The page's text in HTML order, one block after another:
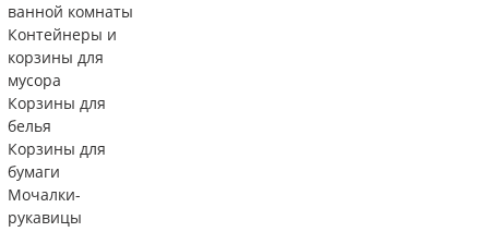
ванной комнаты
Контейнеры и
корзины для
мусора
Корзины для
белья
Корзины для
бумаги
Мочалки-
рукавицы